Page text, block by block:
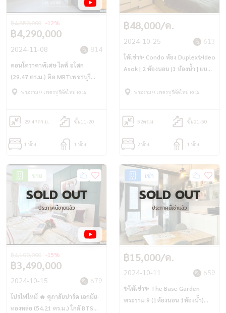
฿4,290,000
-12%
2024-11-08 814
คอนโดราคาพิเศษ ไลฟ์ อโศก
(29.47 ตร.ม.) ติด MRTเพชรบุรี
APRL มักกะสัน
พระราม 9 เพชรบุรีตัดใหม่ RCA
29.47ตร.ม. ชั้น11-20
1 ห้อง 1 ห้อง
฿48,000/ด.
2024-10-25 613
ให้เช่า✨ Condo ห้อง Duplex✨Ideo
Asok | 2 ห้องนอน |1 ห้องน้ำ | แบบ
เฟอร์ครบพร้อมอยู่ เพียง 4นาที. ถึง
พระราม 9 เพชรบุรีตัดใหม่ RCA
52ตร.ม. ชั้น21-50
2 ห้อง 1 ห้อง
ขาย
SOLD OUT
ประกาศนี้ขายแล้ว
฿3,490,000
-15%
2024-10-15 679
โปรไฟไหม้ 🔥 ศุภาลัยปาร์ค เอกมัย-
ทองหล่อ (54.21 ตร.ม.) ใกล้ BTS
เช่า
SOLD OUT
ประกาศนี้เช่าแล้ว
฿15,000/ด.
2024-10-11 659
✨ให้เช่า✨ The Base Garden
พระราม 9 (1ห้องนอน 1ห้องน้ำ)